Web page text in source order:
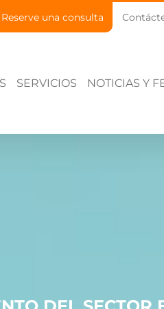
Reserve una consulta
SERVICIOS NOTICIAS Y